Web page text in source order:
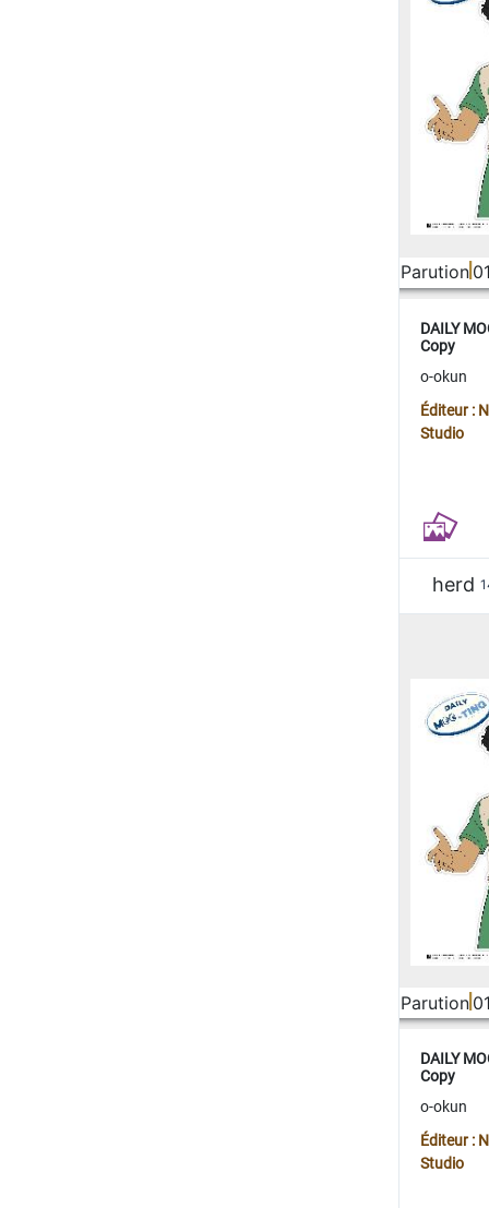
Parution
DAILY
Copy
o-okun
Éditeur :
Studio
herd
Parution
DAILY
Copy
o-okun
Éditeur :
Studio